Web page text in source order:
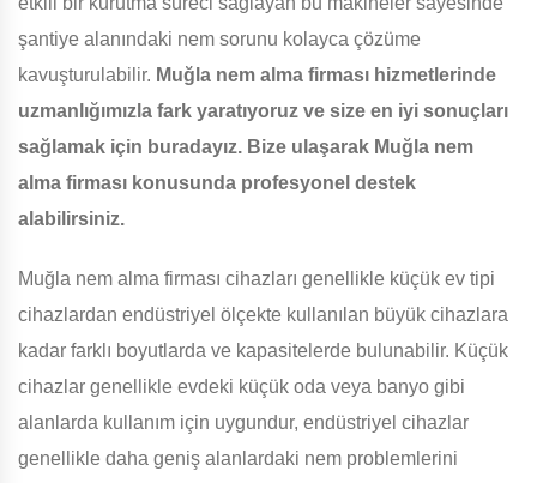
şantiye alanındaki nem sorunu kolayca çözüme
kavuşturulabilir. Muğla nem alma firması hizmetlerinde
uzmanlığımızla fark yaratıyoruz ve size en iyi sonuçları
sağlamak için buradayız. Bize ulaşarak Muğla nem
alma firması konusunda profesyonel destek
alabilirsiniz.
Muğla nem alma firması cihazları genellikle küçük ev tipi
cihazlardan endüstriyel ölçekte kullanılan büyük cihazlara
kadar farklı boyutlarda ve kapasitelerde bulunabilir. Küçük
cihazlar genellikle evdeki küçük oda veya banyo gibi
alanlarda kullanım için uygundur, endüstriyel cihazlar
genellikle daha geniş alanlardaki nem problemlerini